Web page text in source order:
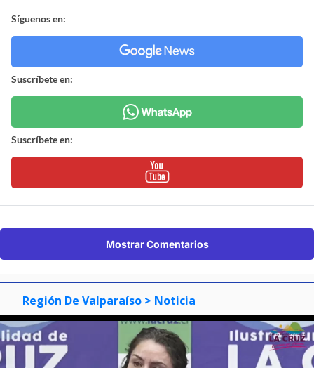
Síguenos en:
Suscríbete en:
Suscríbete en:
Mostrar Comentarios
Región De Valparaíso > Noticia